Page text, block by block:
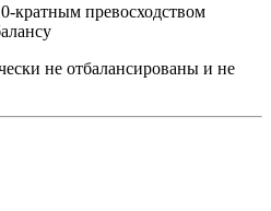
кратным превосходством
не отбалансированы и не